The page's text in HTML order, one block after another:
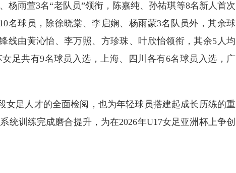
杨雨萱3名“老队员”领衔，陈嘉纯、孙祐琪等8名新人首次
名球员，除徐晓棠、李启娴、杨雨蒙3名队员外，其余球
线由黄沁怡、李万照、方珍珠、叶欣怡领衔，其余5人均
足共有9名球员入选，上海、四川各有6名球员入选，广
女足人才的全面检阅，也为年轻球员搭建起成长历练的重
统训练完成磨合提升，为在2026年U17女足亚洲杯上争创